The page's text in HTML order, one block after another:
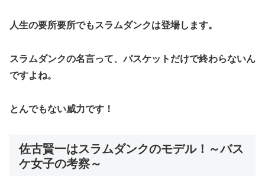
人生の要所要所でもスラムダンクは登場します。
スラムダンクの名言って、バスケットだけで終わらないん
ですよね。
とんでもない威力です！
佐古賢一はスラムダンクのモデル！～バス
ケ女子の考察～